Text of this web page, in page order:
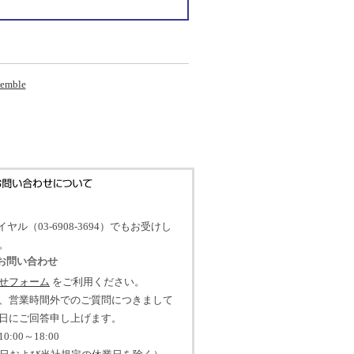
ヤル（03-6908-3694）でもお受けし
問い合わせ
フォーム をご利用ください。
営業時間外でのご質問につきまして
にご回答申し上げます。
～18:00